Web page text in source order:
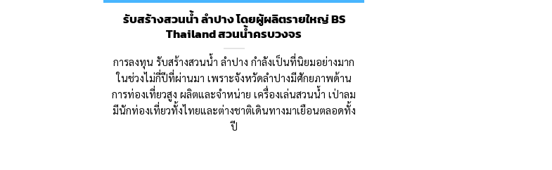
รับสร้างสวนน้ำ ลำปาง โดยผู้ผลิตรายใหญ่ BS
Thailand สวนน้ำครบวงจร
การลงทุน รับสร้างสวนน้ำ ลำปาง กำลังเป็นที่นิยมอย่างมาก
ในช่วงไม่กี่ปีที่ผ่านมา เพราะจังหวัดลำปางมีศักยภาพด้าน
การท่องเที่ยวสูง ผลิตและจำหน่าย เครื่องเล่นสวนน้ำ เป่าลม
มีนักท่องเที่ยวทั้งไทยและต่างชาติเดินทางมาเยือนตลอดทั้ง
ปี